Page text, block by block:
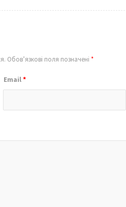
Обов’язкові поля позначені*
Email*